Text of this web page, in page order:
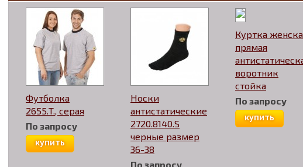
Футболка
2655.T., серая
По запросу
купить
Носки
антистатические
2720.8140.S
черные размер
36-38
По запросу
Куртка
прямая
воротник
стойка
По запросу
купить